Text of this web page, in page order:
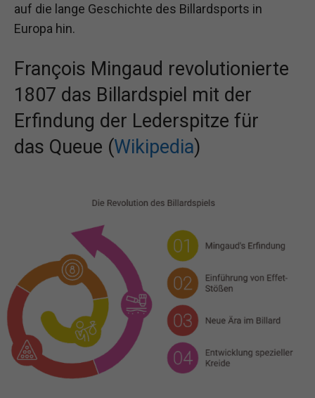
auf die lange Geschichte des Billardsports in
Europa hin.
François Mingaud revolutionierte
1807 das Billardspiel mit der
Erfindung der Lederspitze für
das Queue (Wikipedia)